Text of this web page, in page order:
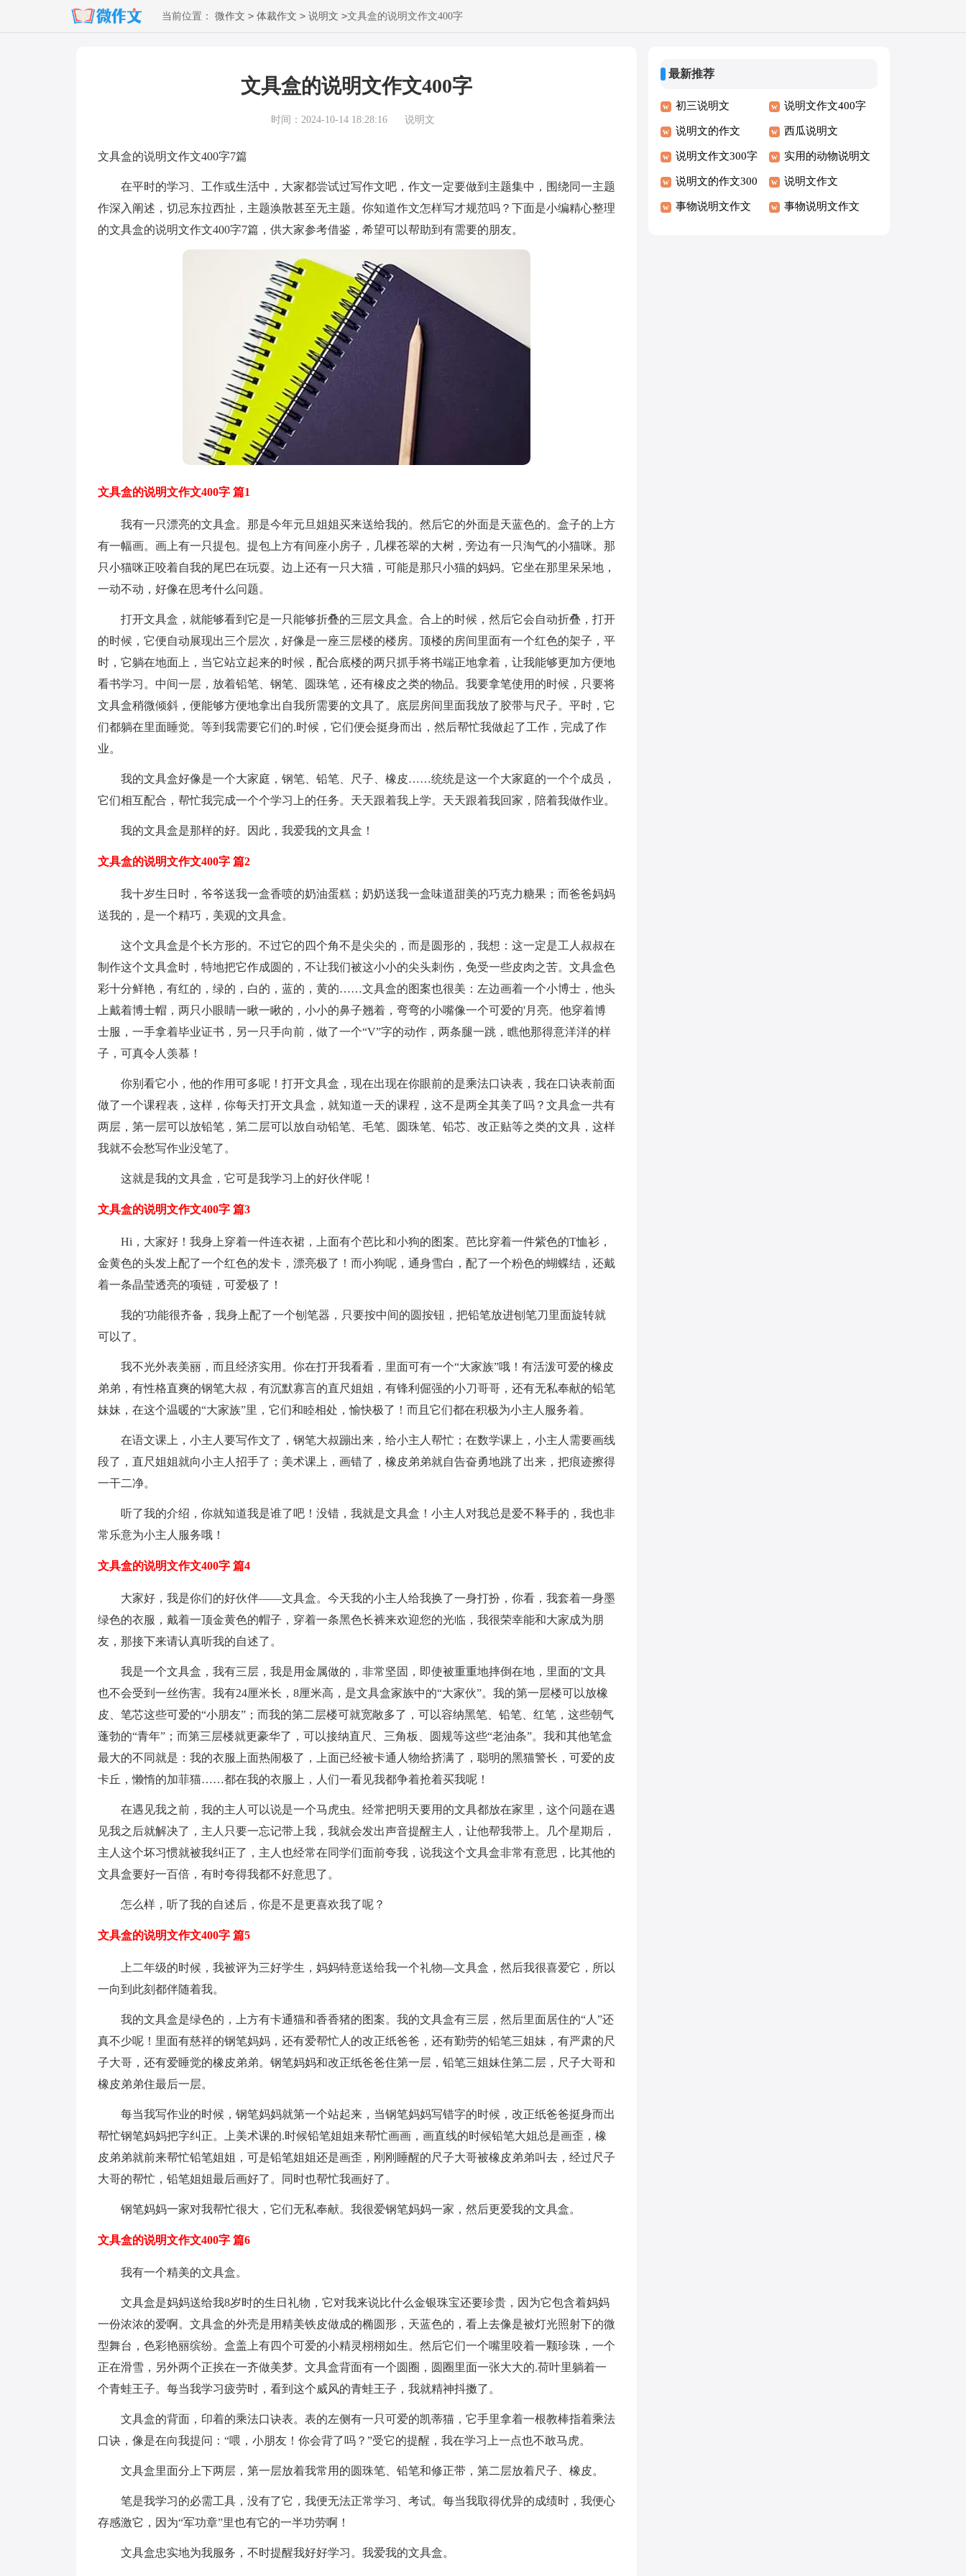
当前位置： 微作文 > 体裁作文 > 说明文 >文具盒的说明文作文400字
文具盒的说明文作文400字
时间：2024-10-14 18:28:16 说明文
文具盒的说明文作文400字7篇
在平时的学习、工作或生活中，大家都尝试过写作文吧，作文一定要做到主题集中，围绕同一主题
作深入阐述，切忌东拉西扯，主题涣散甚至无主题。你知道作文怎样写才规范吗？下面是小编精心整理
的文具盒的说明文作文400字7篇，供大家参考借鉴，希望可以帮助到有需要的朋友。
文具盒的说明文作文400字 篇1
我有一只漂亮的文具盒。那是今年元旦姐姐买来送给我的。然后它的外面是天蓝色的。盒子的上方
有一幅画。画上有一只提包。提包上方有间座小房子，几棵苍翠的大树，旁边有一只淘气的小猫咪。那
只小猫咪正咬着自我的尾巴在玩耍。边上还有一只大猫，可能是那只小猫的妈妈。它坐在那里呆呆地，
一动不动，好像在思考什么问题。
打开文具盒，就能够看到它是一只能够折叠的三层文具盒。合上的时候，然后它会自动折叠，打开
的时候，它便自动展现出三个层次，好像是一座三层楼的楼房。顶楼的房间里面有一个红色的架子，平
时，它躺在地面上，当它站立起来的时候，配合底楼的两只抓手将书端正地拿着，让我能够更加方便地
看书学习。中间一层，放着铅笔、钢笔、圆珠笔，还有橡皮之类的物品。我要拿笔使用的时候，只要将
文具盒稍微倾斜，便能够方便地拿出自我所需要的文具了。底层房间里面我放了胶带与尺子。平时，它
们都躺在里面睡觉。等到我需要它们的.时候，它们便会挺身而出，然后帮忙我做起了工作，完成了作
业。
我的文具盒好像是一个大家庭，钢笔、铅笔、尺子、橡皮……统统是这一个大家庭的一个个成员，
它们相互配合，帮忙我完成一个个学习上的任务。天天跟着我上学。天天跟着我回家，陪着我做作业。
我的文具盒是那样的好。因此，我爱我的文具盒！
文具盒的说明文作文400字 篇2
我十岁生日时，爷爷送我一盒香喷的奶油蛋糕；奶奶送我一盒味道甜美的巧克力糖果；而爸爸妈妈
送我的，是一个精巧，美观的文具盒。
这个文具盒是个长方形的。不过它的四个角不是尖尖的，而是圆形的，我想：这一定是工人叔叔在
制作这个文具盒时，特地把它作成圆的，不让我们被这小小的尖头刺伤，免受一些皮肉之苦。文具盒色
彩十分鲜艳，有红的，绿的，白的，蓝的，黄的……文具盒的图案也很美：左边画着一个小博士，他头
上戴着博士帽，两只小眼睛一瞅一瞅的，小小的鼻子翘着，弯弯的小嘴像一个可爱的'月亮。他穿着博
士服，一手拿着毕业证书，另一只手向前，做了一个“V”字的动作，两条腿一跳，瞧他那得意洋洋的样
子，可真令人羡慕！
你别看它小，他的作用可多呢！打开文具盒，现在出现在你眼前的是乘法口诀表，我在口诀表前面
做了一个课程表，这样，你每天打开文具盒，就知道一天的课程，这不是两全其美了吗？文具盒一共有
两层，第一层可以放铅笔，第二层可以放自动铅笔、毛笔、圆珠笔、铅芯、改正贴等之类的文具，这样
我就不会愁写作业没笔了。
这就是我的文具盒，它可是我学习上的好伙伴呢！
文具盒的说明文作文400字 篇3
Hi，大家好！我身上穿着一件连衣裙，上面有个芭比和小狗的图案。芭比穿着一件紫色的T恤衫，
金黄色的头发上配了一个红色的发卡，漂亮极了！而小狗呢，通身雪白，配了一个粉色的蝴蝶结，还戴
着一条晶莹透亮的项链，可爱极了！
我的'功能很齐备，我身上配了一个刨笔器，只要按中间的圆按钮，把铅笔放进刨笔刀里面旋转就
可以了。
我不光外表美丽，而且经济实用。你在打开我看看，里面可有一个“大家族”哦！有活泼可爱的橡皮
弟弟，有性格直爽的钢笔大叔，有沉默寡言的直尺姐姐，有锋利倔强的小刀哥哥，还有无私奉献的铅笔
妹妹，在这个温暖的“大家族”里，它们和睦相处，愉快极了！而且它们都在积极为小主人服务着。
在语文课上，小主人要写作文了，钢笔大叔蹦出来，给小主人帮忙；在数学课上，小主人需要画线
段了，直尺姐姐就向小主人招手了；美术课上，画错了，橡皮弟弟就自告奋勇地跳了出来，把痕迹擦得
一干二净。
听了我的介绍，你就知道我是谁了吧！没错，我就是文具盒！小主人对我总是爱不释手的，我也非
常乐意为小主人服务哦！
文具盒的说明文作文400字 篇4
大家好，我是你们的好伙伴——文具盒。今天我的小主人给我换了一身打扮，你看，我套着一身墨
绿色的衣服，戴着一顶金黄色的帽子，穿着一条黑色长裤来欢迎您的光临，我很荣幸能和大家成为朋
友，那接下来请认真听我的自述了。
我是一个文具盒，我有三层，我是用金属做的，非常坚固，即使被重重地摔倒在地，里面的'文具
也不会受到一丝伤害。我有24厘米长，8厘米高，是文具盒家族中的“大家伙”。我的第一层楼可以放橡
皮、笔芯这些可爱的“小朋友”；而我的第二层楼可就宽敞多了，可以容纳黑笔、铅笔、红笔，这些朝气
蓬勃的“青年”；而第三层楼就更豪华了，可以接纳直尺、三角板、圆规等这些“老油条”。我和其他笔盒
最大的不同就是：我的衣服上面热闹极了，上面已经被卡通人物给挤满了，聪明的黑猫警长，可爱的皮
卡丘，懒惰的加菲猫……都在我的衣服上，人们一看见我都争着抢着买我呢！
在遇见我之前，我的主人可以说是一个马虎虫。经常把明天要用的文具都放在家里，这个问题在遇
见我之后就解决了，主人只要一忘记带上我，我就会发出声音提醒主人，让他帮我带上。几个星期后，
主人这个坏习惯就被我纠正了，主人也经常在同学们面前夸我，说我这个文具盒非常有意思，比其他的
文具盒要好一百倍，有时夸得我都不好意思了。
怎么样，听了我的自述后，你是不是更喜欢我了呢？
文具盒的说明文作文400字 篇5
上二年级的时候，我被评为三好学生，妈妈特意送给我一个礼物—文具盒，然后我很喜爱它，所以
一向到此刻都伴随着我。
我的文具盒是绿色的，上方有卡通猫和香香猪的图案。我的文具盒有三层，然后里面居住的“人”还
真不少呢！里面有慈祥的钢笔妈妈，还有爱帮忙人的改正纸爸爸，还有勤劳的铅笔三姐妹，有严肃的尺
子大哥，还有爱睡觉的橡皮弟弟。钢笔妈妈和改正纸爸爸住第一层，铅笔三姐妹住第二层，尺子大哥和
橡皮弟弟住最后一层。
每当我写作业的时候，钢笔妈妈就第一个站起来，当钢笔妈妈写错字的时候，改正纸爸爸挺身而出
帮忙钢笔妈妈把字纠正。上美术课的.时候铅笔姐姐来帮忙画画，画直线的时候铅笔大姐总是画歪，橡
皮弟弟就前来帮忙铅笔姐姐，可是铅笔姐姐还是画歪，刚刚睡醒的尺子大哥被橡皮弟弟叫去，经过尺子
大哥的帮忙，铅笔姐姐最后画好了。同时也帮忙我画好了。
钢笔妈妈一家对我帮忙很大，它们无私奉献。我很爱钢笔妈妈一家，然后更爱我的文具盒。
文具盒的说明文作文400字 篇6
我有一个精美的文具盒。
文具盒是妈妈送给我8岁时的生日礼物，它对我来说比什么金银珠宝还要珍贵，因为它包含着妈妈
一份浓浓的爱啊。文具盒的外壳是用精美铁皮做成的椭圆形，天蓝色的，看上去像是被灯光照射下的微
型舞台，色彩艳丽缤纷。盒盖上有四个可爱的小精灵栩栩如生。然后它们一个嘴里咬着一颗珍珠，一个
正在滑雪，另外两个正挨在一齐做美梦。文具盒背面有一个圆圈，圆圈里面一张大大的.荷叶里躺着一
个青蛙王子。每当我学习疲劳时，看到这个威风的青蛙王子，我就精神抖擞了。
文具盒的背面，印着的乘法口诀表。表的左侧有一只可爱的凯蒂猫，它手里拿着一根教棒指着乘法
口诀，像是在向我提问：“喂，小朋友！你会背了吗？”受它的提醒，我在学习上一点也不敢马虎。
文具盒里面分上下两层，第一层放着我常用的圆珠笔、铅笔和修正带，第二层放着尺子、橡皮。
笔是我学习的必需工具，没有了它，我便无法正常学习、考试。每当我取得优异的成绩时，我便心
存感激它，因为“军功章”里也有它的一半功劳啊！
文具盒忠实地为我服务，不时提醒我好好学习。我爱我的文具盒。
最新推荐
初三说明文 说明文作文400字
说明文的作文 西瓜说明文
说明文作文300字 实用的动物说明文
作文
说明文的作文300
字
说明文作文
事物说明文作文 事物说明文作文